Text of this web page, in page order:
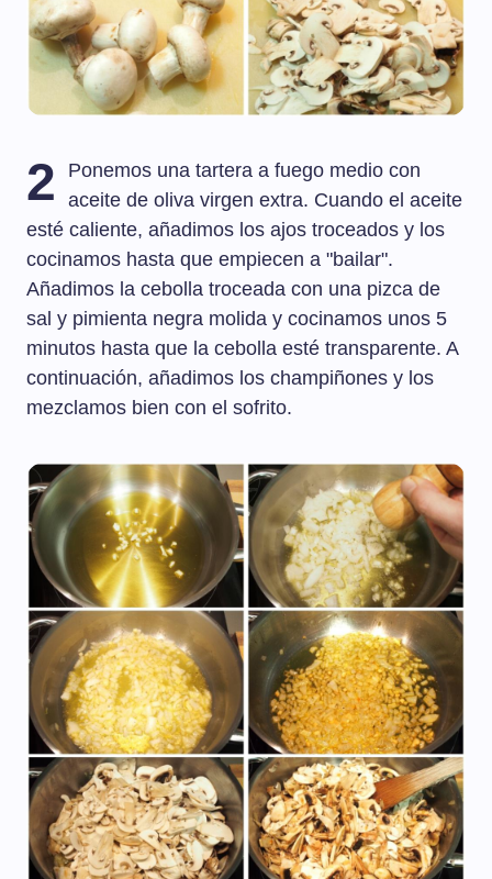
2
Ponemos una tartera a fuego medio con
aceite de oliva virgen extra. Cuando el aceite
esté caliente, añadimos los ajos troceados y los
cocinamos hasta que empiecen a "bailar".
Añadimos la cebolla troceada con una pizca de
sal y pimienta negra molida y cocinamos unos 5
minutos hasta que la cebolla esté transparente. A
continuación, añadimos los champiñones y los
mezclamos bien con el sofrito.